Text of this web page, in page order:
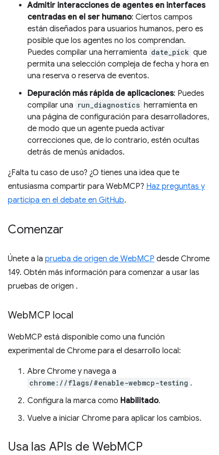
Admitir interacciones de agentes en interfaces
centradas en el ser humano: Ciertos campos
están diseñados para usuarios humanos, pero es
posible que los agentes no los comprendan.
Puedes compilar una herramienta date_pick que
permita una selección compleja de fecha y hora en
una reserva o reserva de eventos.
Depuración más rápida de aplicaciones: Puedes
compilar una run_diagnostics herramienta en
una página de configuración para desarrolladores,
de modo que un agente pueda activar
correcciones que, de lo contrario, estén ocultas
detrás de menús anidados.
¿Falta tu caso de uso? ¿O tienes una idea que te
entusiasma compartir para WebMCP? Haz preguntas y
participa en el debate en GitHub.
Comenzar
Únete a la prueba de origen de WebMCP desde Chrome
149. Obtén más información para comenzar a usar las
pruebas de origen .
WebMCP local
WebMCP está disponible como una función
experimental de Chrome para el desarrollo local:
Abre Chrome y navega a
chrome://flags/#enable-webmcp-testing .
Configura la marca como Habilitado.
Vuelve a iniciar Chrome para aplicar los cambios.
Usa las APIs de WebMCP